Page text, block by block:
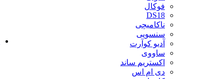
فوکال
DS18
ناکامیچی
سنسویی
آدیو کوآرت
ساووی
اکستریم ساند
دی ام اس